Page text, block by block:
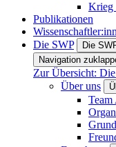
Krieg
Publikationen
Die SWP
Die
Navigation
Zur Übersicht:
Über uns
Team